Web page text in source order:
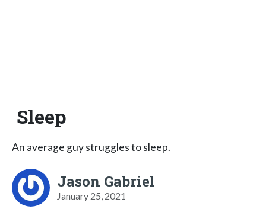
Sleep
An average guy struggles to sleep.
Jason Gabriel
January 25, 2021